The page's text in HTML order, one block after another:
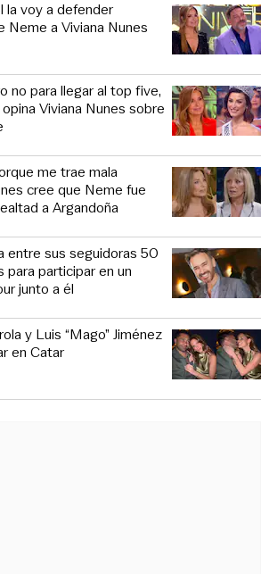
la voy a defender
Neme a Viviana Nunes
no para llegar al top five,
Viviana Nunes sobre
me trae mala
cree que Neme fue
a Argandoña
entre sus seguidoras 50
participar en un
junto a él
y Luis “Mago” Jiménez
en Catar